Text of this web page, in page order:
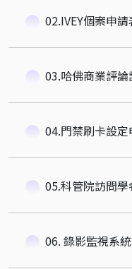
02.IVEY個案申請
03.哈佛商業評
04.門禁刷卡設定
05.科管院訪問
06. 錄影監視系